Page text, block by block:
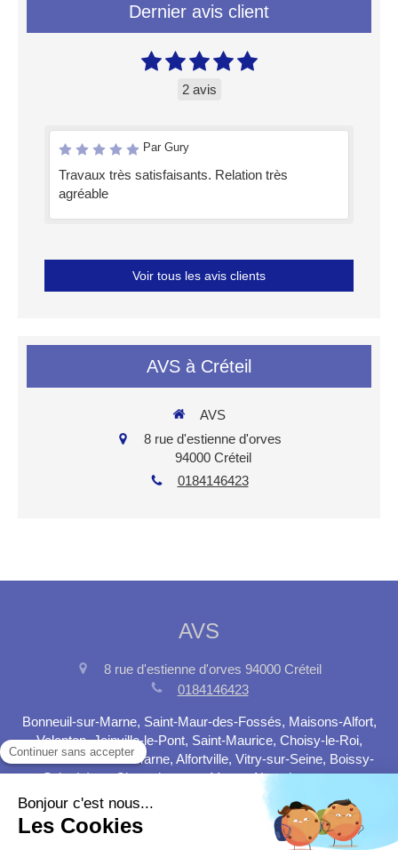
Dernier avis client
2 avis
Par Gury
Travaux très satisfaisants. Relation très
agréable
Voir tous les avis clients
AVS à Créteil
AVS
8 rue d'estienne d'orves
94000 Créteil
0184146423
AVS
8 rue d'estienne d'orves 94000 Créteil
0184146423
Bonneuil-sur-Marne, Saint-Maur-des-Fossés, Maisons-Alfort,
Valenton, Joinville-le-Pont, Saint-Maurice, Choisy-le-Roi,
Chennevières-sur-Marne, Alfortville, Vitry-sur-Seine, Boissy-
Saint-Léger, Champigny-sur-Marne. Nous intervenons
également dans les départements 75,77,91, 92 et 93,95.